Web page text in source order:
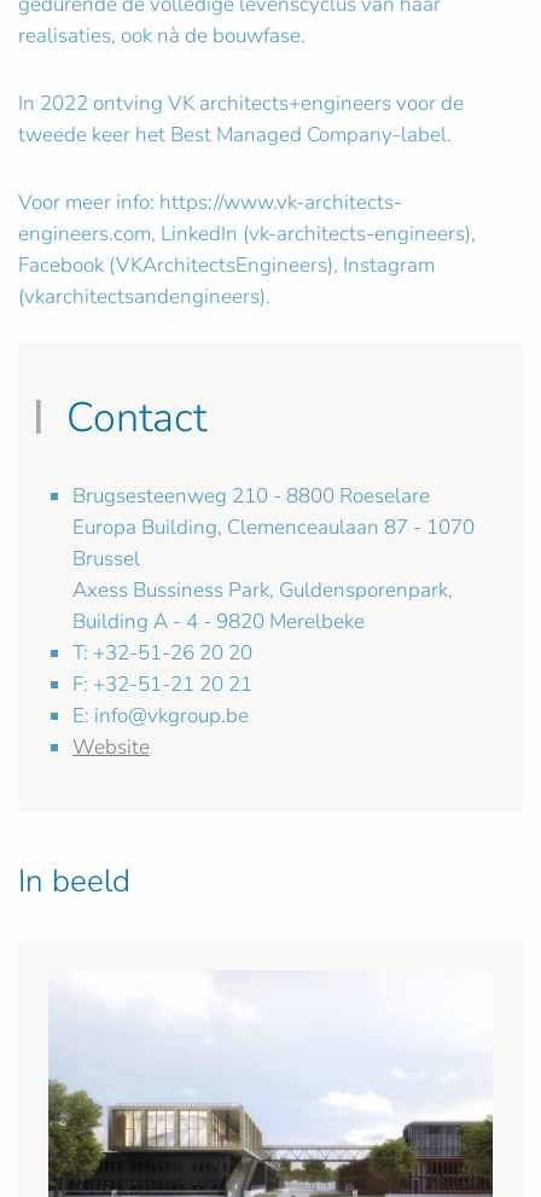
realisaties, ook nà de bouwfase.
In 2022 ontving VK architects+engineers voor de
tweede keer het Best Managed Company-label.
Voor meer info: https://www.vk-architects-
engineers.com, LinkedIn (vk-architects-engineers),
Facebook (VKArchitectsEngineers), Instagram
(vkarchitectsandengineers).
Contact
Brugsesteenweg 210 - 8800 Roeselare
Europa Building, Clemenceaulaan 87 - 1070
Brussel
Axess Bussiness Park, Guldensporenpark,
Building A - 4 - 9820 Merelbeke
T: +32-51-26 20 20
F: +32-51-21 20 21
E: info@vkgroup.be
Website
In beeld